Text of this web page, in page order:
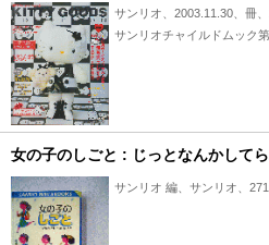
サンリオ、2003.11.30、冊
サンリオチャイルドムック
女の子のしごと : じっとなんかして
サンリオ 編、サンリオ、